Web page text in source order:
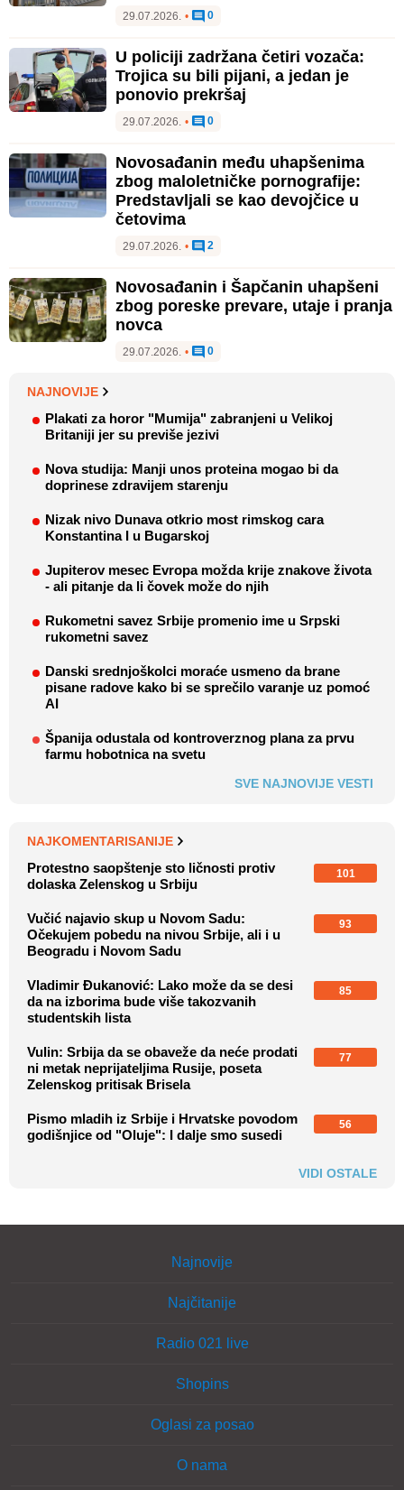
29.07.2026. • 0
U policiji zadržana četiri vozača:
Trojica su bili pijani, a jedan je
ponovio prekršaj
29.07.2026. • 0
Novosađanin među uhapšenima
zbog maloletničke pornografije:
Predstavljali se kao devojčice u
četovima
29.07.2026. • 2
Novosađanin i Šapčanin uhapšeni
zbog poreske prevare, utaje i pranja
novca
29.07.2026. • 0
NAJNOVIJE
Plakati za horor "Mumija" zabranjeni u Velikoj
Britaniji jer su previše jezivi
Nova studija: Manji unos proteina mogao bi da
doprinese zdravijem starenju
Nizak nivo Dunava otkrio most rimskog cara
Konstantina I u Bugarskoj
Jupiterov mesec Evropa možda krije znakove života
- ali pitanje da li čovek može do njih
Rukometni savez Srbije promenio ime u Srpski
rukometni savez
Danski srednjoškolci moraće usmeno da brane
pisane radove kako bi se sprečilo varanje uz pomoć
AI
Španija odustala od kontroverznog plana za prvu
farmu hobotnica na svetu
SVE NAJNOVIJE VESTI
NAJKOMENTARISANIJE
Protestno saopštenje sto ličnosti protiv
dolaska Zelenskog u Srbiju
101
Vučić najavio skup u Novom Sadu:
Očekujem pobedu na nivou Srbije, ali i u
Beogradu i Novom Sadu
93
Vladimir Đukanović: Lako može da se desi
da na izborima bude više takozvanih
studentskih lista
85
Vulin: Srbija da se obaveže da neće prodati
ni metak neprijateljima Rusije, poseta
Zelenskog pritisak Brisela
77
Pismo mladih iz Srbije i Hrvatske povodom
godišnjice od "Oluje": I dalje smo susedi
56
VIDI OSTALE
Najnovije
Najčitanije
Radio 021 live
Shopins
Oglasi za posao
O nama